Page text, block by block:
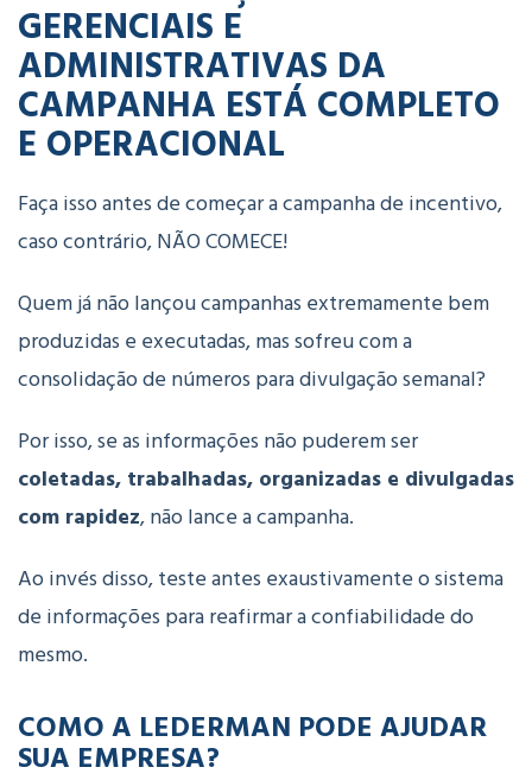
GERENCIAIS E
ADMINISTRATIVAS DA
CAMPANHA ESTÁ COMPLETO
E OPERACIONAL
Faça isso antes de começar a campanha de incentivo,
caso contrário, NÃO COMECE!
Quem já não lançou campanhas extremamente bem
produzidas e executadas, mas sofreu com a
consolidação de números para divulgação semanal?
Por isso, se as informações não puderem ser
coletadas, trabalhadas, organizadas e divulgadas
com rapidez, não lance a campanha.
Ao invés disso, teste antes exaustivamente o sistema
de informações para reafirmar a confiabilidade do
mesmo.
COMO A LEDERMAN PODE AJUDAR
SUA EMPRESA?